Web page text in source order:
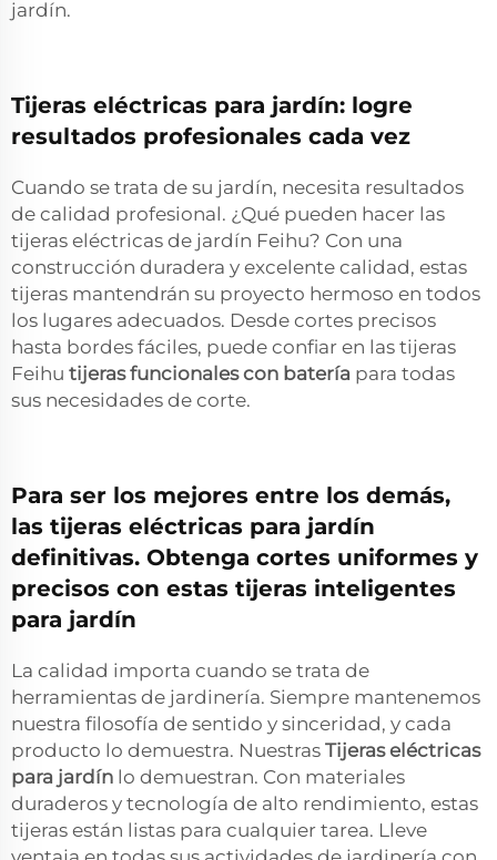
jardín.
Tijeras eléctricas para jardín: logre
resultados profesionales cada vez
Cuando se trata de su jardín, necesita resultados
de calidad profesional. ¿Qué pueden hacer las
tijeras eléctricas de jardín Feihu? Con una
construcción duradera y excelente calidad, estas
tijeras mantendrán su proyecto hermoso en todos
los lugares adecuados. Desde cortes precisos
hasta bordes fáciles, puede confiar en las tijeras
Feihu tijeras funcionales con batería para todas
sus necesidades de corte.
Para ser los mejores entre los demás,
las tijeras eléctricas para jardín
definitivas. Obtenga cortes uniformes y
precisos con estas tijeras inteligentes
para jardín
La calidad importa cuando se trata de
herramientas de jardinería. Siempre mantenemos
nuestra filosofía de sentido y sinceridad, y cada
producto lo demuestra. Nuestras Tijeras eléctricas
para jardín lo demuestran. Con materiales
duraderos y tecnología de alto rendimiento, estas
tijeras están listas para cualquier tarea. Lleve